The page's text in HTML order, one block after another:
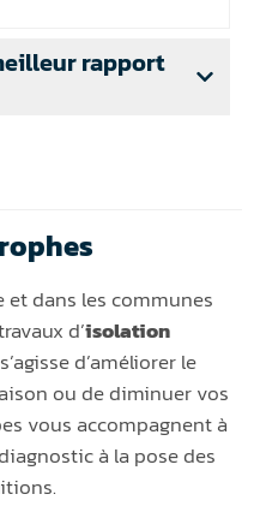
rapport
et dans les communes
d’isolation
d’améliorer le
ou de diminuer vos
vous accompagnent à
à la pose des